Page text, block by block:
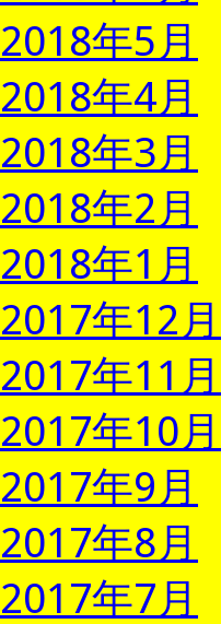
2018年5月
2018年4月
2018年3月
2018年2月
2018年1月
2017年12月
2017年11月
2017年10月
2017年9月
2017年8月
2017年7月